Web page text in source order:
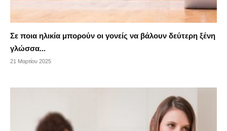
Σε ποια ηλικία μπορούν οι γονείς να βάλουν δεύτερη ξένη
γλώσσα...
21 Μαρτίου 2025